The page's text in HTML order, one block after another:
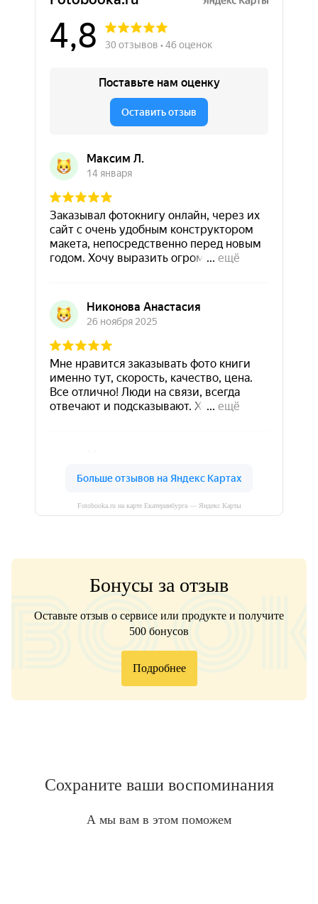
Fotobooka.ru на карте Екатеринбурга — Яндекс Карты
Бонусы за отзыв
Оставьте отзыв о сервисе или продукте и получите
500 бонусов
Подробнее
Сохраните ваши воспоминания
А мы вам в этом поможем